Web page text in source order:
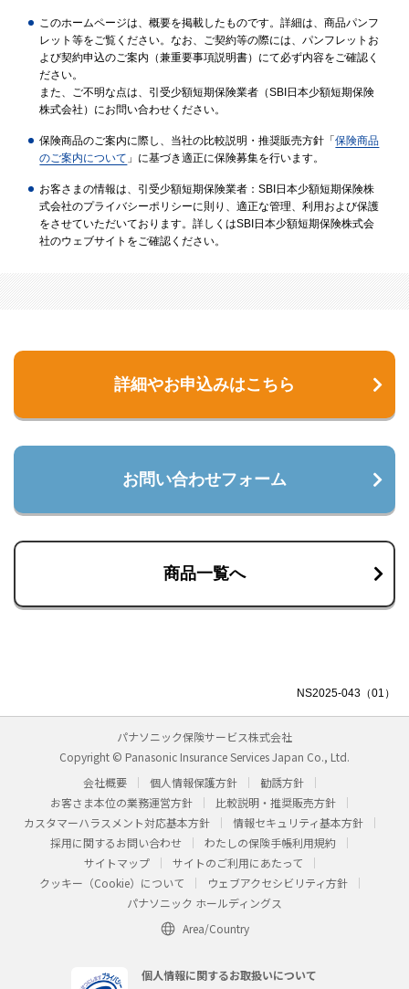
このホームページは、概要を掲載したものです。詳細は、商品パンフ
レット等をご覧ください。なお、ご契約等の際には、パンフレットお
よび契約申込のご案内（兼重要事項説明書）にて必ず内容をご確認く
ださい。
また、ご不明な点は、引受少額短期保険業者（SBI日本少額短期保険
株式会社）にお問い合わせください。
保険商品のご案内に際し、当社の比較説明・推奨販売方針「保険商品
のご案内について 」に基づき適正に保険募集を行います。
お客さまの情報は、引受少額短期保険業者：SBI日本少額短期保険株
式会社のプライバシーポリシーに則り、適正な管理、利用および保護
をさせていただいております。詳しくはSBI日本少額短期保険株式会
社のウェブサイトをご確認ください。
詳細やお申込みはこちら
お問い合わせフォーム
商品一覧へ
NS2025-043（01）
パナソニック保険サービス株式会社
Copyright © Panasonic Insurance Services Japan Co., Ltd.
会社概要
個人情報保護方針
勧誘方針
お客さま本位の業務運営方針
比較説明・推奨販売方針
カスタマーハラスメント対応基本方針
情報セキュリティ基本方針
採用に関するお問い合わせ
わたしの保険手帳利用規約
サイトマップ
サイトのご利用にあたって
クッキー（Cookie）について
ウェブアクセシビリティ方針
パナソニック ホールディングス
Area/Country
個人情報に関するお取扱いについて